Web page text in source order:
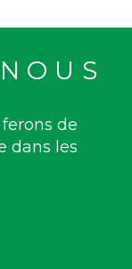
de
dans les